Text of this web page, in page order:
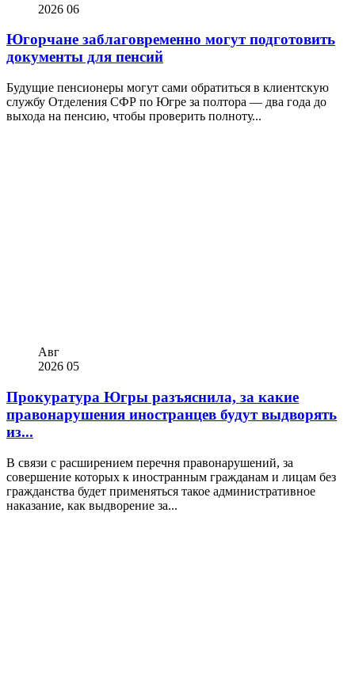
2026 06
Югорчане заблаговременно могут подготовить
документы для пенсий
Будущие пенсионеры могут сами обратиться в клиентскую
службу Отделения СФР по Югре за полтора — два года до
выхода на пенсию, чтобы проверить полноту...
Авг
2026 05
Прокуратура Югры разъяснила, за какие
правонарушения иностранцев будут выдворять
из...
В связи с расширением перечня правонарушений, за
совершение которых к иностранным гражданам и лицам без
гражданства будет применяться такое административное
наказание, как выдворение за...